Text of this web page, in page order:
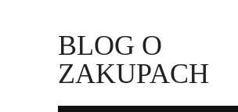
BLOG O
ZAKUPACH